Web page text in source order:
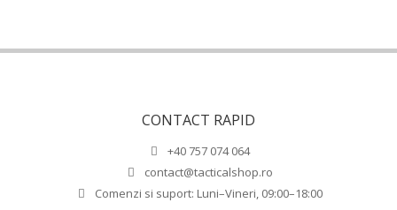
CONTACT RAPID
+40 757 074 064
contact@tacticalshop.ro
Comenzi si suport: Luni–Vineri, 09:00–18:00